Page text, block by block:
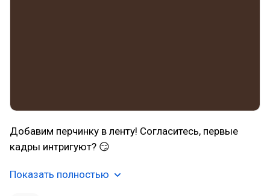
Добавим перчинку в ленту! Согласитесь, первые
кадры интригуют? 😏
Показать полностью